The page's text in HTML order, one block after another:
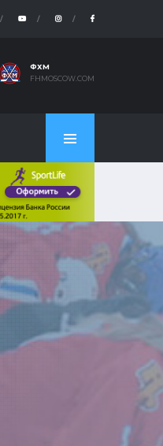
ФХМ
FHMOSCOW.COM